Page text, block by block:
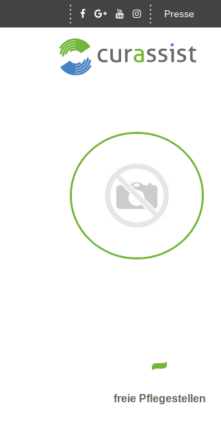
Presse
-
freie Pflegestellen